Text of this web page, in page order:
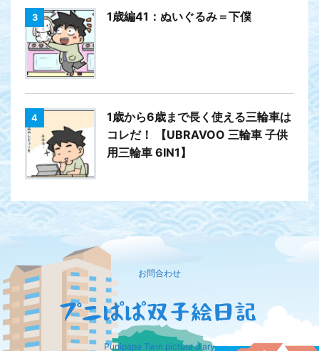
3 1歳編41：ぬいぐるみ＝下僕
4
1歳から6歳まで長く使える三輪車は
コレだ！ 【UBRAVOO 三輪車 子供
用三輪車 6IN1】
お問合わせ
Punipapa Twin picture diary